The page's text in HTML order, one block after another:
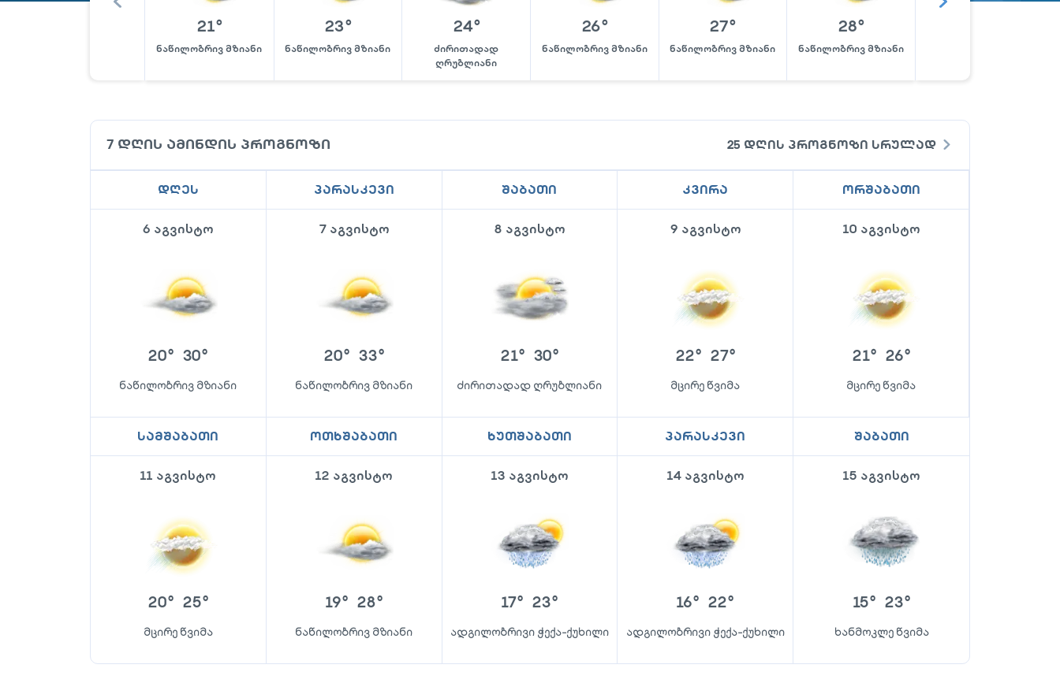
21°
ნაწილობრივ მზიანი
23°
ნაწილობრივ მზიანი
24°
ძირითადად
ღრუბლიანი
26°
ნაწილობრივ მზიანი
27°
ნაწილობრივ მზიანი
28°
ნაწილობრივ მზიანი
7 დღის ამინდის პროგნოზი 25 დღის პროგნოზი სრულად
დღეს
6 აგვისტო
20° 30°
ნაწილობრივ მზიანი
პარასკევი
7 აგვისტო
20° 33°
ნაწილობრივ მზიანი
შაბათი
8 აგვისტო
21° 30°
ძირითადად ღრუბლიანი
კვირა
9 აგვისტო
22° 27°
მცირე წვიმა
ორშაბათი
10 აგვისტო
21° 26°
მცირე წვიმა
სამშაბათი
11 აგვისტო
20° 25°
მცირე წვიმა
ოთხშაბათი
12 აგვისტო
19° 28°
ნაწილობრივ მზიანი
ხუთშაბათი
13 აგვისტო
17° 23°
ადგილობრივი ჭექა-ქუხილი
პარასკევი
14 აგვისტო
16° 22°
ადგილობრივი ჭექა-ქუხილი
შაბათი
15 აგვისტო
15° 23°
ხანმოკლე წვიმა